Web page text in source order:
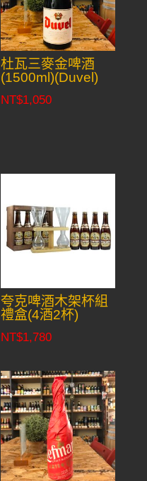
杜瓦三麥金啤酒
(1500ml)(Duvel)
NT$1,050
夸克啤酒木架杯組
禮盒(4酒2杯)
NT$1,780